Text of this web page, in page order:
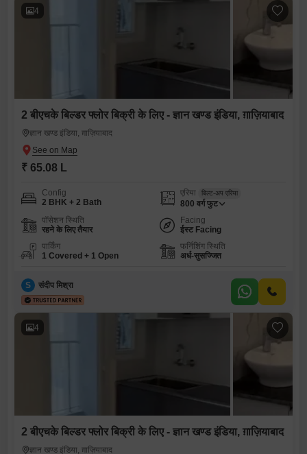
4
2 बीएचके बिल्डर फ्लोर बिक्री के लिए - ज्ञान खण्ड इंडिया, ग़ाज़ियाबाद
ज्ञान खण्ड इंडिया, ग़ाज़ियाबाद
₹ 65.08 L
Config
2 BHK + 2 Bath
एरिया बिल्ट-अप एरिया
800 वर्ग फुट
पॉसेशन स्थिति
रहने के लिए तैयार
Facing
ईस्ट Facing
पार्किंग
1 Covered + 1 Open
फर्निशिंग स्थिति
अर्ध-सुसज्जित
S संदीप मिश्रा
4
2 बीएचके बिल्डर फ्लोर बिक्री के लिए - ज्ञान खण्ड इंडिया, ग़ाज़ियाबाद
ज्ञान खण्ड इंडिया, ग़ाज़ियाबाद